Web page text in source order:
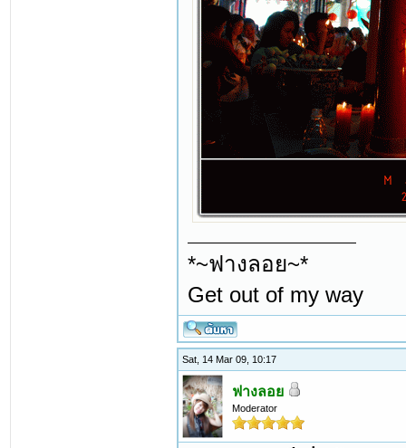
*~ฟางลอย~*
Get out of my way
Sat, 14 Mar 09, 10:17
ฟางลอย
Moderator